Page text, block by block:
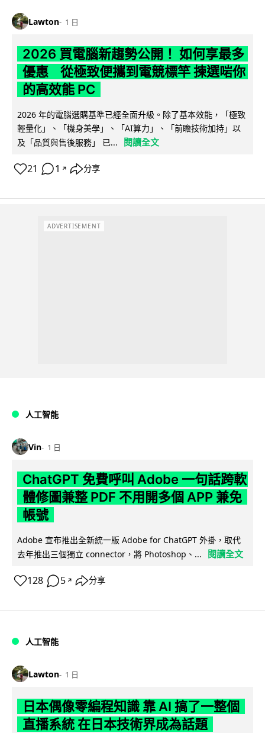
Lawton 1 日
2026 買電腦新趨勢公開！ 如何享最多
優惠 從極致便攜到電競標竿 揀選啱你
的高效能 PC
2026 年的電腦選購基準已經全面升級。除了基本效能，「極致
輕量化」、「機身美學」、「AI算力」、「前瞻技術加持」以
及「品質與售後服務」 已...
閱讀全文
21 1 ↗ 分享
ADVERTISEMENT
人工智能
Vin 1 日
ChatGPT 免費呼叫 Adobe 一句話跨軟
體修圖兼整 PDF 不用開多個 APP 兼免
帳號
Adobe 宣布推出全新統一版 Adobe for ChatGPT 外掛，取代
去年推出三個獨立 connector，將 Photoshop、...
閱讀全文
128 5 ↗ 分享
人工智能
Lawton 1 日
日本偶像零編程知識 靠 AI 搞了一整個
直播系統 在日本技術界成為話題